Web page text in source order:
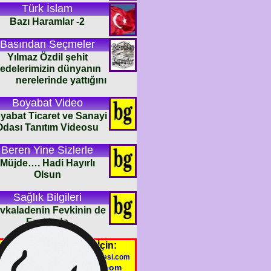
Türk İslam
Bazı Haramlar -2
Basından Seçmeler
Yılmaz Özdil şehit
dünyanın
nerelerinde yattığını
Boyabat Video
Görüntüleri
Ticaret ve Sanayi
Tanıtım Videosu
Beren Yine Sizlerle
Müjde…. Hadi Hayırlı
Olsun
Sağlık Bilgileri
Fevkinin de
Fevkinde
Yazı ve Haberleriniz İçin:
haber@boyabatgazetesi.com